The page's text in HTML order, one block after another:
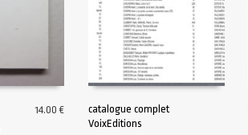
14.00€
catalogue complet
VoixEditions